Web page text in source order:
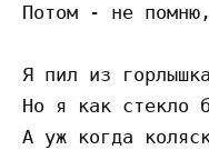
Потом - не
Я пил из
Но я как стекло
А уж когда